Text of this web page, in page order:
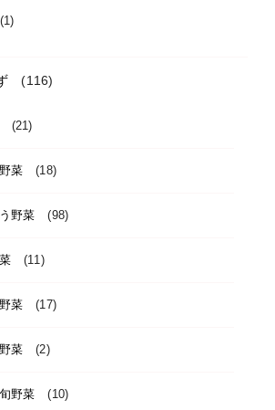
(1)
(116)
(21)
菜 (18)
野菜 (98)
(11)
菜 (17)
菜 (2)
野菜 (10)